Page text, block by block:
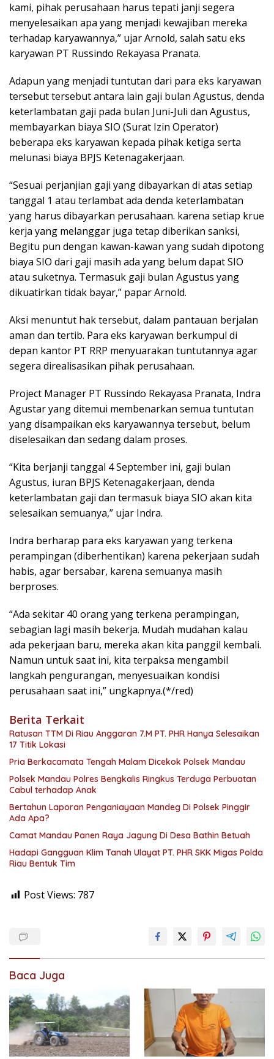
kami, pihak perusahaan harus tepati janji segera
menyelesaikan apa yang menjadi kewajiban mereka
terhadap karyawannya,” ujar Arnold, salah satu eks
karyawan PT Russindo Rekayasa Pranata.
Adapun yang menjadi tuntutan dari para eks karyawan
tersebut tersebut antara lain gaji bulan Agustus, denda
keterlambatan gaji pada bulan Juni-Juli dan Agustus,
membayarkan biaya SIO (Surat Izin Operator)
beberapa eks karyawan kepada pihak ketiga serta
melunasi biaya BPJS Ketenagakerjaan.
“Sesuai perjanjian gaji yang dibayarkan di atas setiap
tanggal 1 atau terlambat ada denda keterlambatan
yang harus dibayarkan perusahaan. karena setiap krue
kerja yang melanggar juga tetap diberikan sanksi,
Begitu pun dengan kawan-kawan yang sudah dipotong
biaya SIO dari gaji masih ada yang belum dapat SIO
atau suketnya. Termasuk gaji bulan Agustus yang
dikuatirkan tidak bayar,” papar Arnold.
Aksi menuntut hak tersebut, dalam pantauan berjalan
aman dan tertib. Para eks karyawan berkumpul di
depan kantor PT RRP menyuarakan tuntutannya agar
segera direalisasikan pihak perusahaan.
Project Manager PT Russindo Rekayasa Pranata, Indra
Agustar yang ditemui membenarkan semua tuntutan
yang disampaikan eks karyawannya tersebut, belum
diselesaikan dan sedang dalam proses.
“Kita berjanji tanggal 4 September ini, gaji bulan
Agustus, iuran BPJS Ketenagakerjaan, denda
keterlambatan gaji dan termasuk biaya SIO akan kita
selesaikan semuanya,” ujar Indra.
Indra berharap para eks karyawan yang terkena
perampingan (diberhentikan) karena pekerjaan sudah
habis, agar bersabar, karena semuanya masih
berproses.
“Ada sekitar 40 orang yang terkena perampingan,
sebagian lagi masih bekerja. Mudah mudahan kalau
ada pekerjaan baru, mereka akan kita panggil kembali.
Namun untuk saat ini, kita terpaksa mengambil
langkah pengurangan, menyesuaikan kondisi
perusahaan saat ini,” ungkapnya.(*/red)
Berita Terkait
Ratusan TTM Di Riau Anggaran 7.M PT. PHR Hanya Selesaikan
17 Titik Lokasi
Pria Berkacamata Tengah Malam Dicekok Polsek Mandau
Polsek Mandau Polres Bengkalis Ringkus Terduga Perbuatan
Cabul terhadap Anak
Bertahun Laporan Penganiayaan Mandeg Di Polsek Pinggir
Ada Apa?
Camat Mandau Panen Raya Jagung Di Desa Bathin Betuah
Hadapi Gangguan Klim Tanah Ulayat PT. PHR SKK Migas Polda
Riau Bentuk Tim
Post Views: 787
Baca Juga